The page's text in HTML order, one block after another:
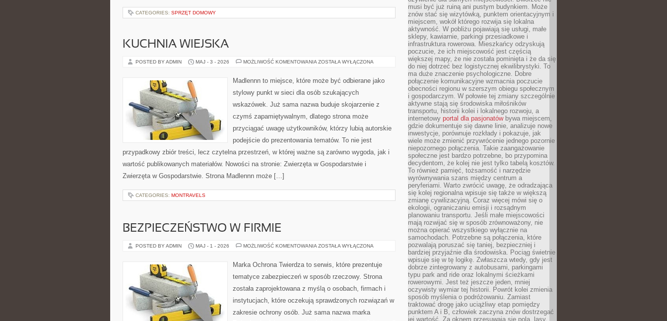
CATEGORIES: SPRZĘT DOMOWY
KUCHNIA WIEJSKA
POSTED BY ADMIN MAJ - 3 - 2026 MOŻLIWOŚĆ KOMENTOWANIA KUCHNIA
ZOSTAŁA WYŁĄCZONA
Madlennn to miejsce, które może być odbierane jako
stylowy punkt w sieci dla osób szukających
wskazówek. Już sama nazwa buduje skojarzenie z
czymś zapamiętywalnym, dlatego strona może
przyciągać uwagę użytkowników, którzy lubią autorskie
podejście do prezentowania tematów. To nie jest
przypadkowy zbiór treści, lecz czytelna przestrzeń, w której ważne są zarówno wygoda, jak i
wartość publikowanych materiałów. Nowości na stronie: Zwierzęta w Gospodarstwie i
Zwierzęta w Gospodarstwie. Strona Madlennn może […]
CATEGORIES: MONTRAVELS
BEZPIECZEŃSTWO W FIRMIE
POSTED BY ADMIN MAJ - 1 - 2026 MOŻLIWOŚĆ KOMENTOWANIA BEZPIECZEŃSTWO
ZOSTAŁA WYŁĄCZONA
Marka Ochrona Twierdza to serwis, które prezentuje
tematyce zabezpieczeń w sposób rzeczowy. Strona
została zaprojektowana z myślą o osobach, firmach i
instytucjach, które oczekują sprawdzonych rozwiązań w
zakresie ochrony osób. Już sama nazwa marka
musi być już ruiną ani pustym budynkiem. Może
znów stać się wizytówką, punktem orientacyjnym i
miejscem, wokół którego rozwija się lokalna
aktywność. W pobliżu pojawiają się usługi, małe
sklepy, kawiarnie, parkingi przesiadkowe i
infrastruktura rowerowa. Mieszkańcy odzyskują
poczucie, że ich miejscowość jest częścią
większej mapy, że nie została pominięta i że da się
do niej dotrzeć bez logistycznej ekwilibrystyki. To
ma duże znaczenie psychologiczne. Dobre
połączenie komunikacyjne wzmacnia poczucie
obecności regionu w szerszym obiegu społecznym
i gospodarczym. W połowie tej zmiany szczególnie
aktywne stają się środowiska miłośników
transportu, historii kolei i lokalnego rozwoju, a
internetowy portal dla pasjonatówbywa miejscem,
gdzie dokumentuje się dawne linie, analizuje nowe
inwestycje, porównuje rozkłady i pokazuje, jak
wiele może zmienić przywrócenie jednego pozornie
niepozornego połączenia. Takie zaangażowanie
społeczne jest bardzo potrzebne, bo przypomina
decydentom, że kolej nie jest tylko tabelą kosztów.
To również pamięć, tożsamość i narzędzie
wyrównywania szans między centrum a
peryferiami. Warto zwrócić uwagę, że odradzająca
się kolej regionalna wpisuje się także w większą
zmianę cywilizacyjną. Coraz więcej mówi się o
ekologii, ograniczaniu emisji i rozsądnym
planowaniu transportu. Jeśli małe miejscowości
mają rozwijać się w sposób zrównoważony, nie
można opierać wszystkiego wyłącznie na
samochodach. Potrzebne są połączenia, które
pozwalają poruszać się taniej, bezpieczniej i
bardziej przyjaźnie dla środowiska. Pociąg świetnie
wpisuje się w tę logikę. Zwłaszcza wtedy, gdy jest
dobrze zintegrowany z autobusami, parkingami
typu park and ride oraz lokalnymi ścieżkami
rowerowymi. Jest też jeszcze jeden, mniej
oczywisty wymiar tej historii. Powrót kolei zmienia
sposób myślenia o podróżowaniu. Zamiast
traktować drogę jako uciążliwy etap pomiędzy
punktem A i B, człowiek zaczyna znów dostrzegać
jej wartość. Za oknem przesuwają się pola, lasy,